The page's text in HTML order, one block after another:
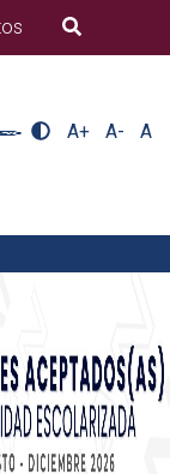
B�squeda
A+ A- A